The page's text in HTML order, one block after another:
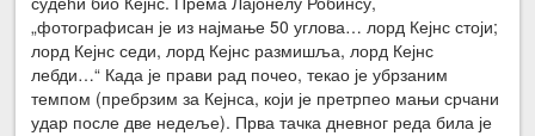
„фотографисан је из најмање 50 углова… лорд Кејнс стоји;
лорд Кејнс седи, лорд Кејнс размишља, лорд Кејнс
лебди…“ Када је прави рад почео, текао је убрзаним
темпом (пребрзим за Кејнса, који је претрпео мањи срчани
удар после две недеље). Прва тачка дневног реда била је